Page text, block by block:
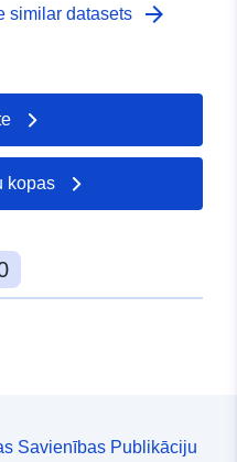
similar datasets arrow_forward
kopas
Savienības Publikāciju